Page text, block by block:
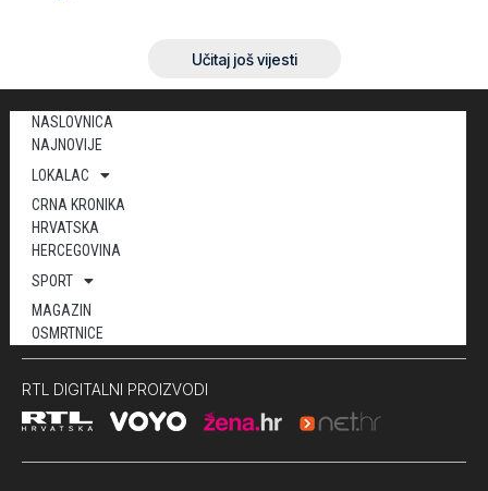
Učitaj još vijesti
NASLOVNICA
NAJNOVIJE
LOKALAC
CRNA KRONIKA
HRVATSKA
HERCEGOVINA
SPORT
MAGAZIN
OSMRTNICE
RTL DIGITALNI PROIZVODI